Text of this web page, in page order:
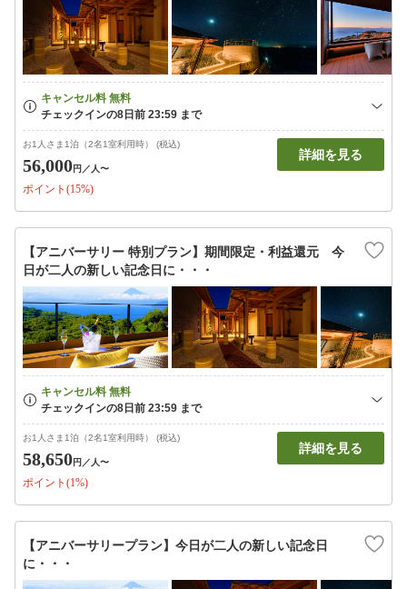
お1人さま1泊（2名1室利用時） (税込)
56,000円 ／人〜
ポイント(15%)
詳細を見る
【アニバーサリー 特別プラン】期間限定・利益還元 今
日が二人の新しい記念日に・・・
お1人さま1泊（2名1室利用時） (税込)
58,650円 ／人〜
ポイント(1%)
詳細を見る
【アニバーサリープラン】今日が二人の新しい記念日
に・・・